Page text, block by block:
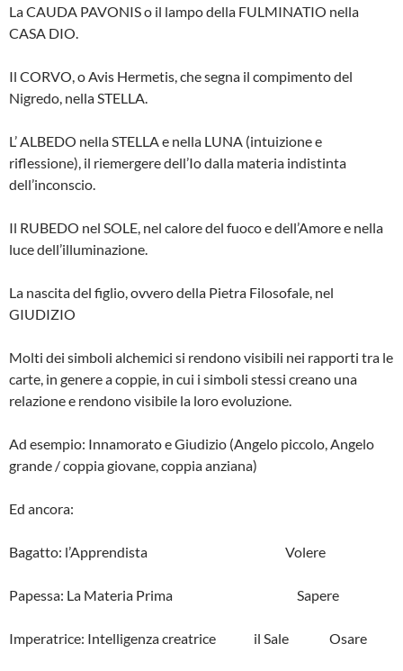
La CAUDA PAVONIS o il lampo della FULMINATIO nella
CASA DIO.
Il CORVO, o Avis Hermetis, che segna il compimento del
Nigredo, nella STELLA.
L’ ALBEDO nella STELLA e nella LUNA (intuizione e
riflessione), il riemergere dell’Io dalla materia indistinta
dell’inconscio.
Il RUBEDO nel SOLE, nel calore del fuoco e dell’Amore e nella
luce dell’illuminazione.
La nascita del figlio, ovvero della Pietra Filosofale, nel
GIUDIZIO
Molti dei simboli alchemici si rendono visibili nei rapporti tra le
carte, in genere a coppie, in cui i simboli stessi creano una
relazione e rendono visibile la loro evoluzione.
Ad esempio: Innamorato e Giudizio (Angelo piccolo, Angelo
grande / coppia giovane, coppia anziana)
Ed ancora:
Bagatto: l’Apprendista Volere
Papessa: La Materia Prima Sapere
Imperatrice: Intelligenza creatrice il Sale Osare